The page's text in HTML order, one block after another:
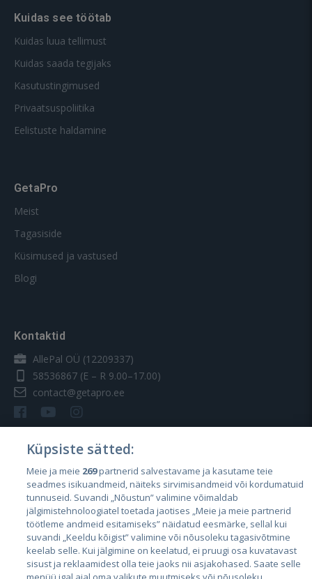
Kuidas see töötab
Kuidas luua tellimust
Kuidas saada tegijaks
Kasutustingimused
Privaatsuspoliitika
Eelistuste haldamine
GetaPro
Meist
Tagasiside
Küsimused ja vastused
Blogi
Kontaktid
AllePal OÜ (12209337)
58536867 (E – R 9.00–17.00)
contact@getapro.ee
Riigid
Eesti
Läti
Leedu
Küpsiste sätted:
Meie ja meie 269partnerid salvestavame ja kasutame teie
seadmes isikuandmeid, näiteks sirvimisandmeid või kordumatuid
tunnuseid. Suvandi „Nõustun” valimine võimaldab
jälgimistehnoloogiatel toetada jaotises „Meie ja meie partnerid
töötleme andmeid esitamiseks” näidatud eesmärke, sellal kui
suvandi „Keeldu kõigist” valimine või nõusoleku tagasivõtmine
keelab selle. Kui jälgimine on keelatud, ei pruugi osa kuvatavast
sisust ja reklaamidest olla teie jaoks nii asjakohased. Saate selle